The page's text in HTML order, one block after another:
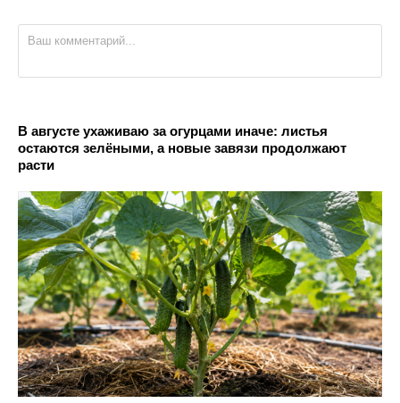
В августе ухаживаю за огурцами иначе: листья
остаются зелёными, а новые завязи продолжают
расти